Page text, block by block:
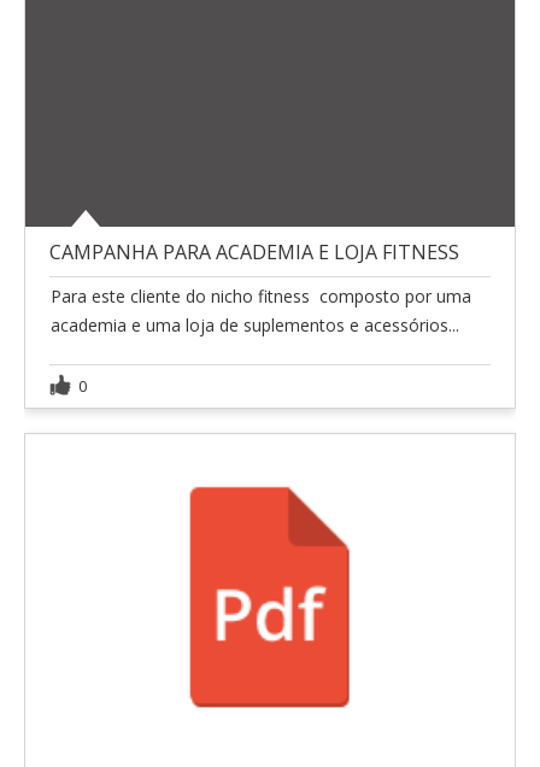
CAMPANHA PARA ACADEMIA E LOJA FITNESS
Para este cliente do nicho fitness  composto por uma
academia e uma loja de suplementos e acessórios...
0